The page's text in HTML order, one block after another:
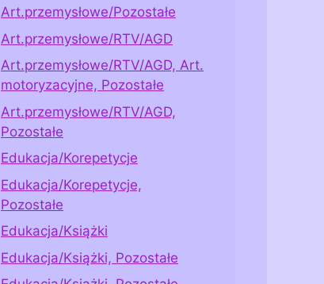
Art.przemysłowe/Pozostałe
Art.przemysłowe/RTV/AGD
Art.przemysłowe/RTV/AGD, Art.
motoryzacyjne, Pozostałe
Art.przemysłowe/RTV/AGD,
Pozostałe
Edukacja/Korepetycje
Edukacja/Korepetycje,
Pozostałe
Edukacja/Książki
Edukacja/Książki, Pozostałe